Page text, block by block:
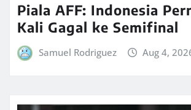
Piala AFF: Indonesia
Kali Gagal ke Semifinal
Samuel Rodriguez Aug 4,